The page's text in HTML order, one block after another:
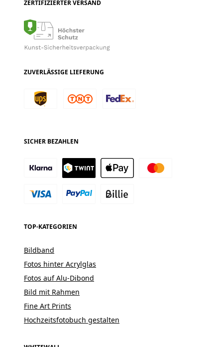
ZERTIFIZIERTER VERSAND
ZUVERLÄSSIGE LIEFERUNG
SICHER BEZAHLEN
TOP-KATEGORIEN
Bildband
Fotos hinter Acrylglas
Fotos auf Alu-Dibond
Bild mit Rahmen
Fine Art Prints
Hochzeitsfotobuch gestalten